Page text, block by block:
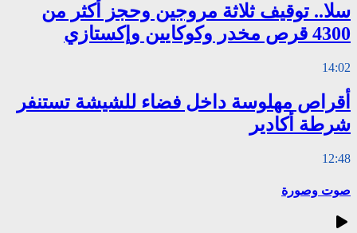
سلا.. توقيف ثلاثة مروجين وحجز أكثر من
4300 قرص مخدر وكوكايين وإكستازي
14:02
أقراص مهلوسة داخل فضاء للشيشة تستنفر
شرطة أكادير
12:48
صوت وصورة